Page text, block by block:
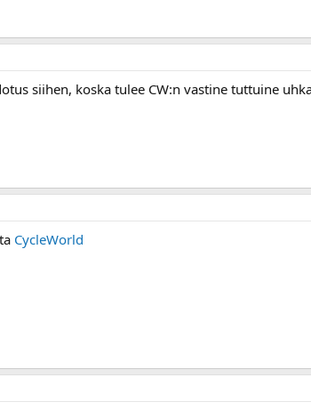
siihen, koska tulee CW:n vastine tuttuine
CycleWorld